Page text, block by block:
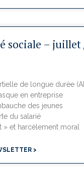
sociale – juillet
de longue durée
en entreprise
des jeunes
du salarié
» et harcèlement moral
>